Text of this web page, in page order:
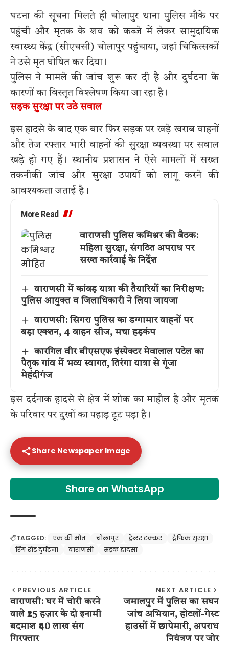
घटना की सूचना मिलते ही चोलापुर थाना पुलिस मौके पर
पहुंची और मृतक के शव को कब्जे में लेकर सामुदायिक
स्वास्थ्य केंद्र (सीएचसी) चोलापुर पहुंचाया, जहां चिकित्सकों
ने उसे मृत घोषित कर दिया।
पुलिस ने मामले की जांच शुरू कर दी है और दुर्घटना के
कारणों का विस्तृत विश्लेषण किया जा रहा है।
सड़क सुरक्षा पर उठे सवाल
इस हादसे के बाद एक बार फिर सड़क पर खड़े खराब वाहनों
और तेज रफ्तार भारी वाहनों की सुरक्षा व्यवस्था पर सवाल
खड़े हो गए हैं। स्थानीय प्रशासन ने ऐसे मामलों में सख्त
तकनीकी जांच और सुरक्षा उपायों को लागू करने की
आवश्यकता जताई है।
More Read
वाराणसी पुलिस कमिश्नर की बैठक:
महिला सुरक्षा, संगठित अपराध पर
सख्त कार्रवाई के निर्देश
वाराणसी में कांवड़ यात्रा की तैयारियों का निरीक्षण:
पुलिस आयुक्त व जिलाधिकारी ने लिया जायजा
वाराणसी: सिगरा पुलिस का डग्गामार वाहनों पर
बड़ा एक्शन, 4 वाहन सीज, मचा हड़कंप
कारगिल वीर बीएसएफ इंस्पेक्टर मेवालाल पटेल का
पैतृक गांव में भव्य स्वागत, तिरंगा यात्रा से गूंजा
मेहंदीगंज
इस दर्दनाक हादसे से क्षेत्र में शोक का माहौल है और मृतक
के परिवार पर दुखों का पहाड़ टूट पड़ा है।
Share Newspaper Image
Share on WhatsApp
TAGGED: एक की मौत चोलापुर ट्रेलर टक्कर
ट्रैफिक सुरक्षा
रिंग रोड दुर्घटना
वाराणसी सड़क हादसा
PREVIOUS ARTICLE
वाराणसी: घर में चोरी करने
वाले ₹25 हज़ार के दो इनामी
बदमाश ₹40 लाख संग
गिरफ्तार
NEXT ARTICLE
जमालपुर में पुलिस का सघन
जांच अभियान, होटलों-गेस्ट
हाउसों में छापेमारी, अपराध
नियंत्रण पर जोर